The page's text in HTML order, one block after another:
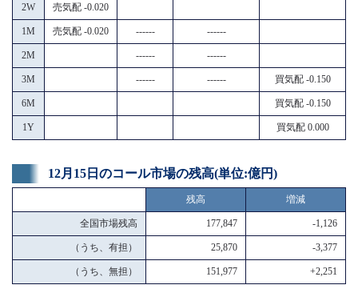
2W 売気配 -0.020
1M 売気配 -0.020 ------ ------
2M ------ ------
3M ------ ------ 買気配 -0.150
6M 買気配 -0.150
1Y 買気配 0.000
12月15日のコール市場の残高(単位:億円)
残高 増減
全国市場残高 177,847 -1,126
（うち、有担） 25,870 -3,377
（うち、無担） 151,977 +2,251